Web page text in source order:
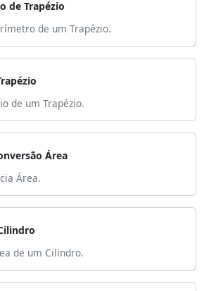
de Trapézio
de um Trapézio.
de um Trapézio.
Área
Área.
de um Cilindro.